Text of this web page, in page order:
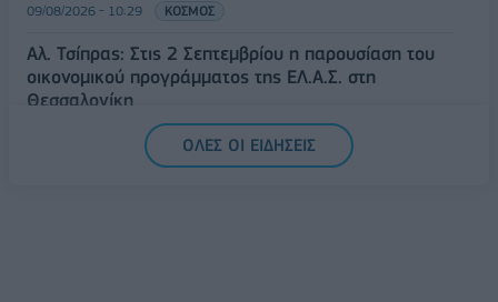
09/08/2026 - 10:29 ΚΟΣΜΟΣ
Αλ. Τσίπρας: Στις 2 Σεπτεμβρίου η παρουσίαση του
οικονομικού προγράμματος της ΕΛ.Α.Σ. στη
Θεσσαλονίκη
ΠΟΛΙΤΙΚΗ
Κορυφώνεται η έξοδος του Αυγούστου – Πάνω από
ΟΛΕΣ ΟΙ ΕΙΔΗΣΕΙΣ